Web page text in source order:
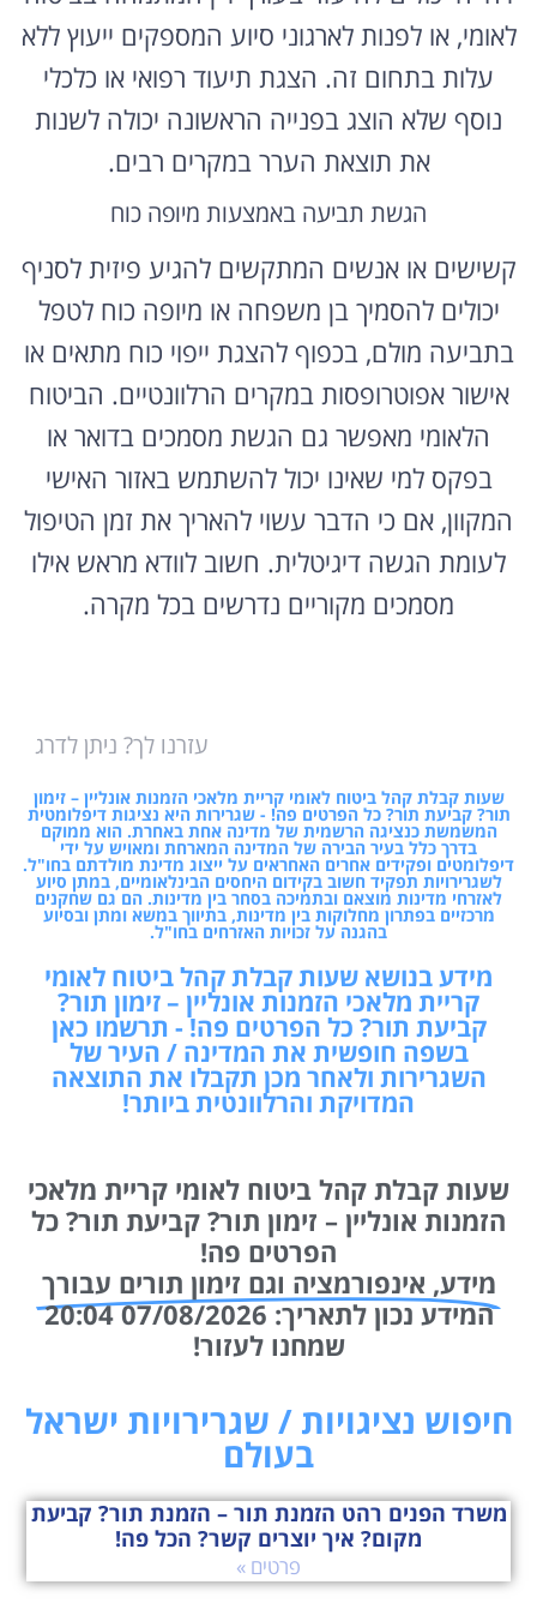
לאומי, או לפנות לארגוני סיוע המספקים ייעוץ ללא
עלות בתחום זה. הצגת תיעוד רפואי או כלכלי
נוסף שלא הוצג בפנייה הראשונה יכולה לשנות
את תוצאת הערר במקרים רבים.
קשישים או אנשים המתקשים להגיע פיזית לסניף
יכולים להסמיך בן משפחה או מיופה כוח לטפל
בתביעה מולם, בכפוף להצגת ייפוי כוח מתאים או
אישור אפוטרופסות במקרים הרלוונטיים. הביטוח
הלאומי מאפשר גם הגשת מסמכים בדואר או
בפקס למי שאינו יכול להשתמש באזור האישי
המקוון, אם כי הדבר עשוי להאריך את זמן הטיפול
לעומת הגשה דיגיטלית. חשוב לוודא מראש אילו
מסמכים מקוריים נדרשים בכל מקרה.
עזרנו לך? ניתן לדרג
תור? קביעת תור? כל הפרטים פה! - שגרירות היא נציגות דיפלומטית
המשמשת כנציגה הרשמית של מדינה אחת באחרת. הוא ממוקם
בדרך כלל בעיר הבירה של המדינה המארחת ומאויש על ידי
דיפלומטים ופקידים אחרים האחראים על ייצוג מדינת מולדתם בחו"ל.
לשגרירויות תפקיד חשוב בקידום היחסים הבינלאומיים, במתן סיוע
לאזרחי מדינות מוצאם ובתמיכה בסחר בין מדינות. הם גם שחקנים
מרכזיים בפתרון מחלוקות בין מדינות, בתיווך במשא ומתן ובסיוע
בהגנה על זכויות האזרחים בחו"ל.
מידע בנושא שעות קבלת קהל ביטוח לאומי
קריית מלאכי הזמנות אונליין – זימון תור?
קביעת תור? כל הפרטים פה! - תרשמו כאן
בשפה חופשית את המדינה / העיר של
השגרירות ולאחר מכן תקבלו את התוצאה
המדויקת והרלוונטית ביותר!
שעות קבלת קהל ביטוח לאומי קריית מלאכי
הזמנות אונליין – זימון תור? קביעת תור? כל
הפרטים פה!
מידע, אינפורמציה וגם זימון תורים עבורך
המידע נכון לתאריך: 07/08/2026 20:04
שמחנו לעזור!
חיפוש נציגויות / שגרירויות ישראל
בעולם
משרד הפנים רהט הזמנת תור – הזמנת תור? קביעת
מקום? איך יוצרים קשר? הכל פה!
פרטים »